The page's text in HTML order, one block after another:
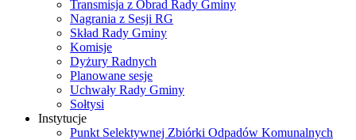
Transmisja z Obrad Rady Gminy
Nagrania z Sesji RG
Skład Rady Gminy
Komisje
Dyżury Radnych
Planowane sesje
Uchwały Rady Gminy
Sołtysi
Instytucje
Punkt Selektywnej Zbiórki Odpadów Komunalnych